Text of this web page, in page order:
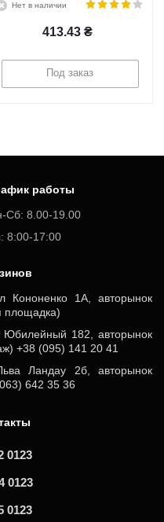
Нет в наличии
413.43 ₴
Под заказ
работы
Сб: 8.00-19.00
8:00-17:00
Кононенко 1А, авторынок
площадка)
Юбилейный 182, авторынок
+38 (095) 141 20 41
Ландау 2б, авторынок
642 35 36
0123
0123
0123